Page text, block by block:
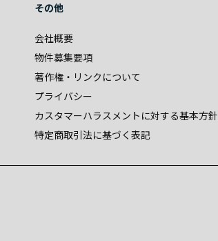
その他
会社概要
物件募集要項
著作権・リンクについて
プライバシー
カスタマーハラスメントに対する基本方針
特定商取引法に基づく表記